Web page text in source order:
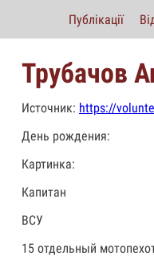
Публікації
Трубачов
Источник: https://
День рождения:
Картинка:
Капитан
ВСУ
15 отдельный